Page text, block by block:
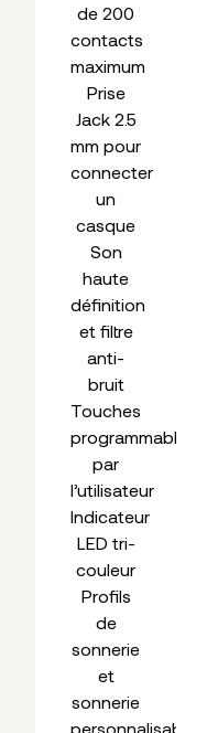
de 200
contacts
maximum
Prise
Jack 2.5
mm pour
connecter
un
casque
Son
haute
définition
et filtre
anti-
bruit
Touches
programmables
par
l’utilisateur
Indicateur
LED tri-
couleur
Profils
de
sonnerie
et
sonnerie
personnalisable